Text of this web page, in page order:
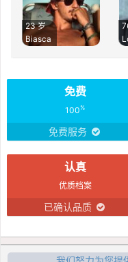
23 岁
Biasca
免费
100%
免费服务
认真
优质档案
已确认品质